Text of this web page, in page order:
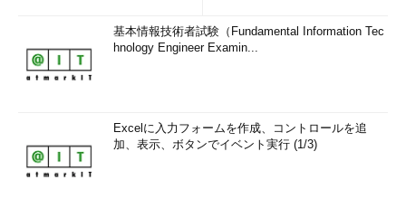
基本情報技術者試験（Fundamental Information Tec
hnology Engineer Examin...
Excelに入力フォームを作成、コントロールを追
加、表示、ボタンでイベント実行 (1/3)